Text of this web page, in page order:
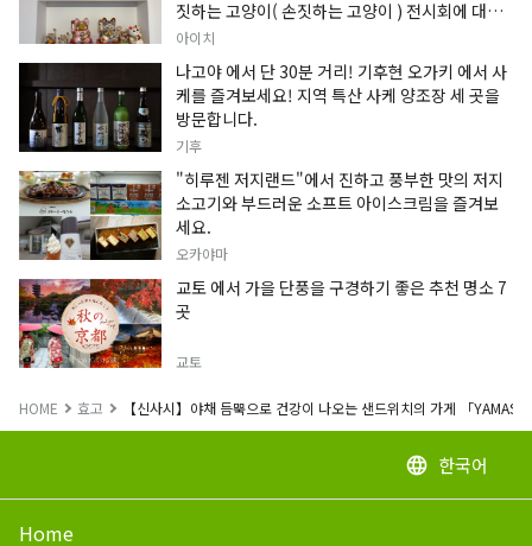
짓하는 고양이( 손짓하는 고양이 ) 전시회에 대한
정보입니다.
아이치
나고야 에서 단 30분 거리! 기후현 오가키 에서 사
케를 즐겨보세요! 지역 특산 사케 양조장 세 곳을
방문합니다.
기후
"히루젠 저지랜드"에서 진하고 풍부한 맛의 저지
소고기와 부드러운 소프트 아이스크림을 즐겨보
세요.
오카야마
교토 에서 가을 단풍을 구경하기 좋은 추천 명소 7
곳
교토
HOME 효고 【신사시】야채 듬뿍으로 건강이 나오는 샌드위치의 가게 「
language 한국어
Home